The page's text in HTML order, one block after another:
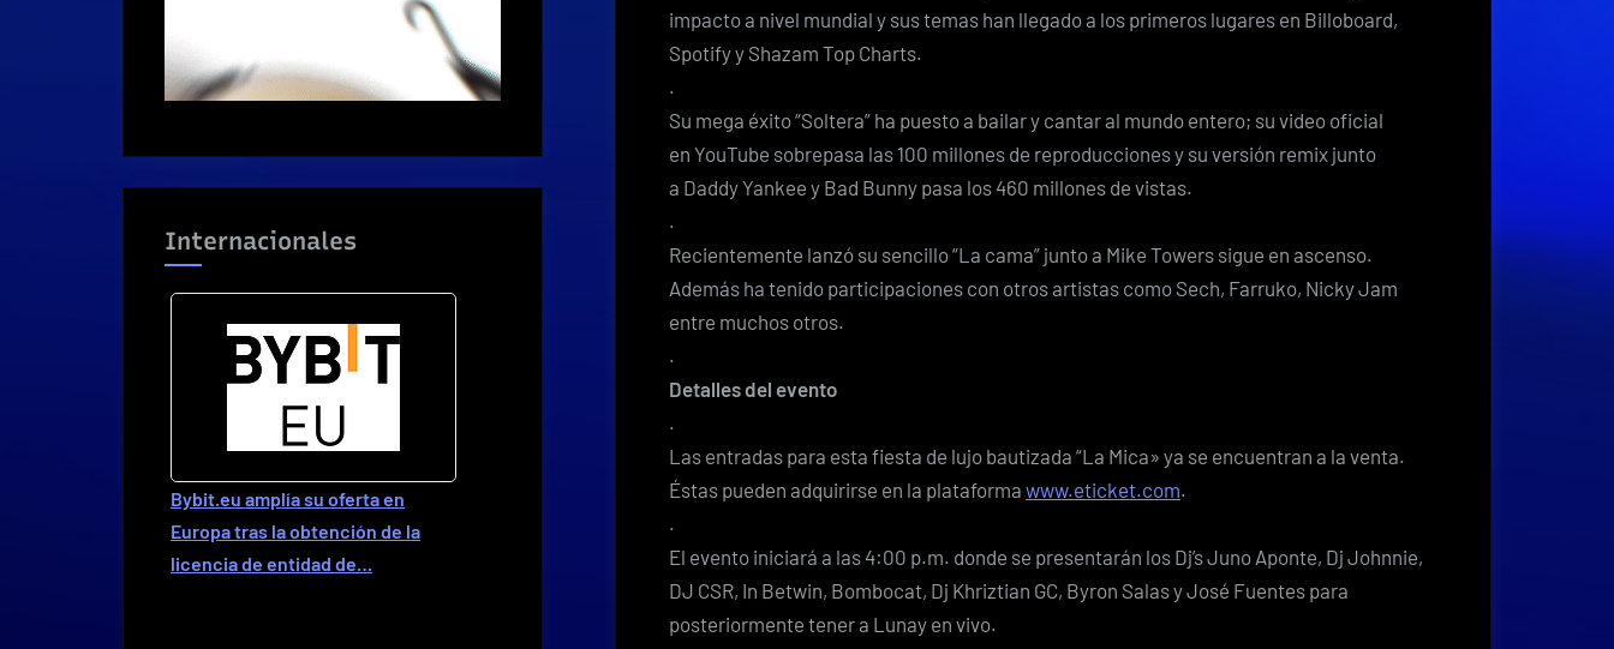
impacto a nivel mundial y sus temas han llegado a los primeros lugares en Billoboard,
Spotify y Shazam Top Charts.
.
Su mega éxito “Soltera” ha puesto a bailar y cantar al mundo entero; su video oficial
en YouTube sobrepasa las 100 millones de reproducciones y su versión remix junto
a Daddy Yankee y Bad Bunny pasa los 460 millones de vistas.
.
Recientemente lanzó su sencillo “La cama” junto a Mike Towers sigue en ascenso.
Además ha tenido participaciones con otros artistas como Sech, Farruko, Nicky Jam
entre muchos otros.
.
Detalles del evento
.
Las entradas para esta fiesta de lujo bautizada “La Mica» ya se encuentran a la venta.
Éstas pueden adquirirse en la plataforma www.eticket.com.
.
El evento iniciará a las 4:00 p.m. donde se presentarán los Dj’s Juno Aponte, Dj Johnnie,
DJ CSR, In Betwin, Bombocat, Dj Khriztian GC, Byron Salas y José Fuentes para
posteriormente tener a Lunay en vivo.
Internacionales
Bybit.eu amplía su oferta en
Europa tras la obtención de la
licencia de entidad de…